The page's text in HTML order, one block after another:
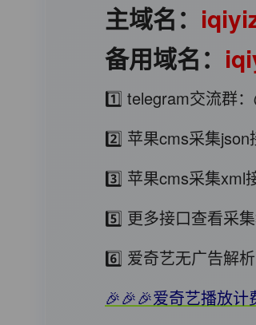
主域名：
备用域名：
1️⃣ telegram交流群：
2️⃣ 苹果cms采集json
3️⃣ 苹果cms采集xml
5️⃣ 更多接口查看采集
6️⃣ 爱奇艺无广告解析
🎉🎉🎉爱奇艺播放计